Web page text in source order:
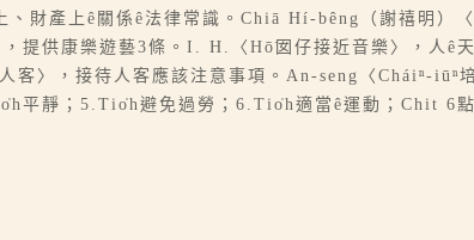
財產上ê關係ê法律常識。Chiā Hí-bêng（謝禧明）
提供康樂遊藝3條。I. H.〈Hō͘囡仔接近音樂〉，人ê
〉，接待人客應該注意事項。An-seng〈Cháiⁿ-iūⁿ
平靜；5.Tio̍h避免過勞；6.Tio̍h適當ê運動；Chit 6